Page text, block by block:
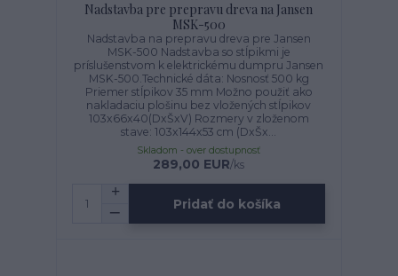
Nadstavba pre prepravu dreva na Jansen
MSK-500
Nadstavba na prepravu dreva pre Jansen
MSK-500 Nadstavba so stĺpikmi je
príslušenstvom k elektrickému dumpru Jansen
MSK-500.Technické dáta: Nosnosť 500 kg
Priemer stĺpikov 35 mm Možno použiť ako
nakladaciu plošinu bez vložených stĺpikov
103x66x40(DxŠxV) Rozmery v zloženom
stave: 103x144x53 cm (DxŠx...
289,00 EUR/ks
Skladom - over dostupnosť
Pridať do košíka